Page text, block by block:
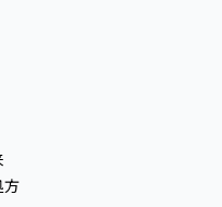
方